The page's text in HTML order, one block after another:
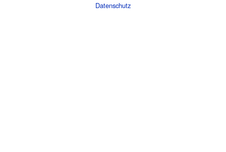
Datenschutz